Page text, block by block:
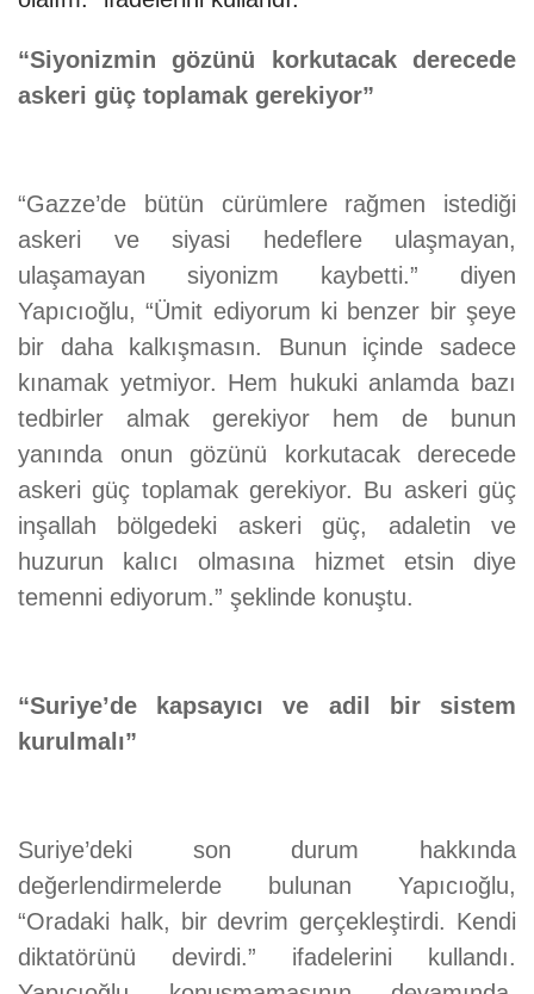
“Siyonizmin gözünü korkutacak derecede
askeri güç toplamak gerekiyor”
“Gazze’de bütün cürümlere rağmen istediği
askeri ve siyasi hedeflere ulaşmayan,
ulaşamayan siyonizm kaybetti.” diyen
Yapıcıoğlu, “Ümit ediyorum ki benzer bir şeye
bir daha kalkışmasın. Bunun içinde sadece
kınamak yetmiyor. Hem hukuki anlamda bazı
tedbirler almak gerekiyor hem de bunun
yanında onun gözünü korkutacak derecede
askeri güç toplamak gerekiyor. Bu askeri güç
inşallah bölgedeki askeri güç, adaletin ve
huzurun kalıcı olmasına hizmet etsin diye
temenni ediyorum.” şeklinde konuştu.
“Suriye’de kapsayıcı ve adil bir sistem
kurulmalı”
Suriye’deki son durum hakkında
değerlendirmelerde bulunan Yapıcıoğlu,
“Oradaki halk, bir devrim gerçekleştirdi. Kendi
diktatörünü devirdi.” ifadelerini kullandı.